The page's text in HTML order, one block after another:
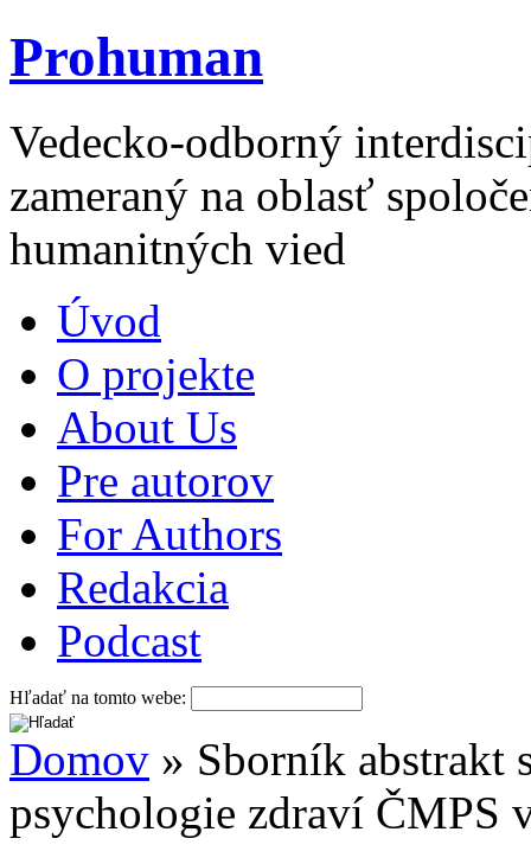
Prohuman
Vedecko-odborný
zameraný na oblasť
humanitných vied
Úvod
O projekte
About Us
Pre autorov
For Authors
Redakcia
Podcast
Hľadať na tomto webe:
Domov » Sborník abstrakt
psychologie zdraví ČMPS